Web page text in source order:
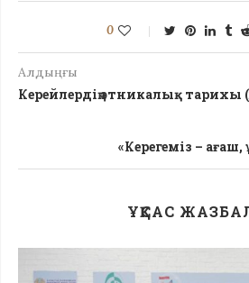
0
Алдыңғы
Керейлердің этникалық тарихы
«Керегеміз –
ҰҚСАС